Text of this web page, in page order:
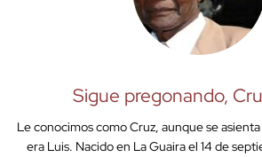
Sigue pregonando,
Le conocimos como Cruz, aunque se
era Luis. Nacido en La Guaira el 14 de